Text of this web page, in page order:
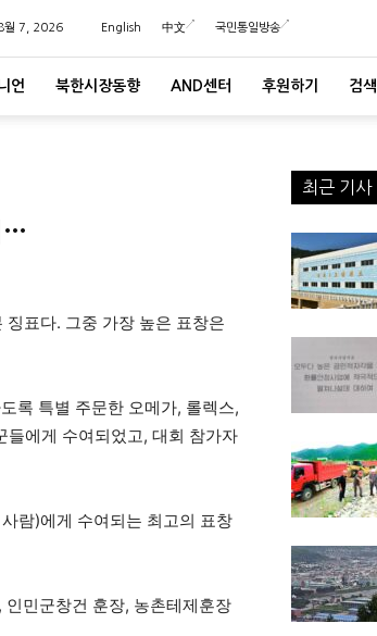
월 7, 2026 English 中文 국민통일방송
언 북한시장동향 AND센터 후원하기 검색
…
표다. 그중 가장 높은 표창은
록 특별 주문한 오메가, 롤렉스,
들에게 수여되었고, 대회 참가자
람)에게 수여되는 최고의 표창
민군창건 훈장, 농촌테제훈장
최근 기사